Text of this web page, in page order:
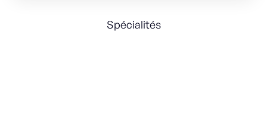
Spécialités